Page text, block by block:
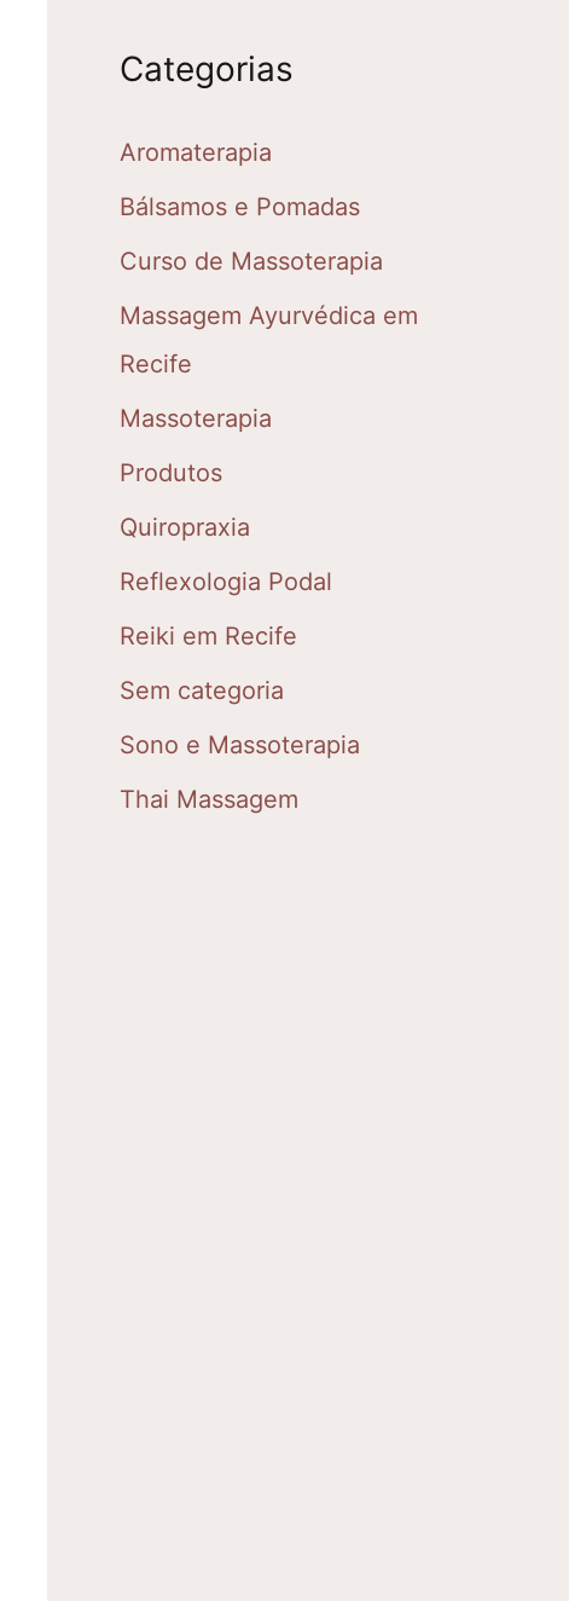
Categorias
Aromaterapia
Bálsamos e Pomadas
Curso de Massoterapia
Massagem Ayurvédica em
Recife
Massoterapia
Produtos
Quiropraxia
Reflexologia Podal
Reiki em Recife
Sem categoria
Sono e Massoterapia
Thai Massagem